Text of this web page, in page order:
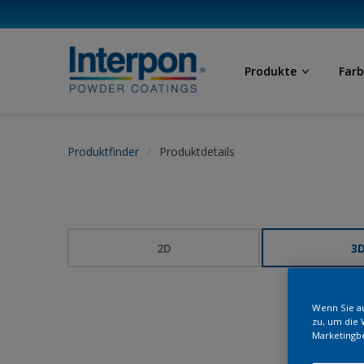
Produkte
Produktfinder Produktdetails
2D 3D
Wenn Sie
zu, um die